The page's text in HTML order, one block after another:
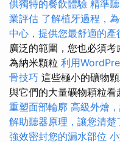
供獨特的餐飲體驗 精準
業評估 了解植牙過程，
中心，提供您最舒適的產
廣泛的範圍，您也必須
為納米顆粒 利用
骨技巧 這些極小的礦物
與它們的大量礦物顆粒看
重塑面部輪廓 高級外燴
解助聽器原理，讓您清
強效密封您的漏水部位